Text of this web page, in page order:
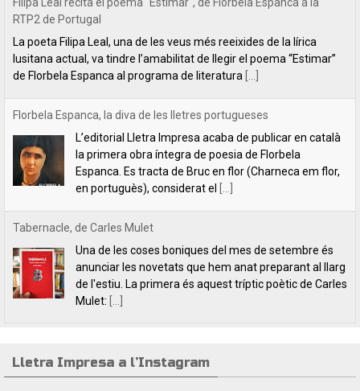
L’editorial Lletra Impresa acaba de publicar en català
la primera obra íntegra de poesia de Florbela
Espanca. Es tracta de Bruc en flor (Charneca em flor,
en portuguès), considerat el[...]
Tabernacle, de Carles Mulet
Una de les coses boniques del mes de setembre és
anunciar les novetats que hem anat preparant al llarg
de l'estiu. La primera és aquest tríptic poètic de Carles
Mulet:[...]
Lletra Impresa aposta per la poesia en clau feminista amb motiu
del 8 de Març
L’editorial Lletra Impresa Edicions acaba de publicar
dos títols de poesia que aposten, clarament i sense
fissures, per autores feministes. D’una banda, han
tret a la llum editorial el poemari
Lletra Impresa a l’Instagram